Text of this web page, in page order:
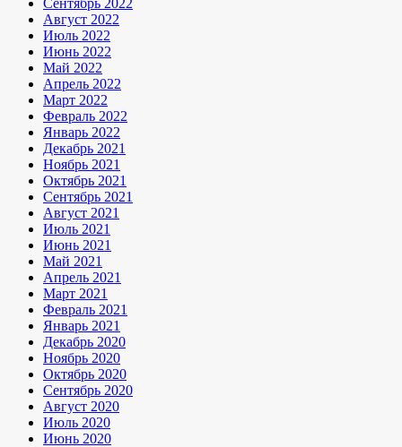
Сентябрь 2022
Август 2022
Июль 2022
Июнь 2022
Май 2022
Апрель 2022
Март 2022
Февраль 2022
Январь 2022
Декабрь 2021
Ноябрь 2021
Октябрь 2021
Сентябрь 2021
Август 2021
Июль 2021
Июнь 2021
Май 2021
Апрель 2021
Март 2021
Февраль 2021
Январь 2021
Декабрь 2020
Ноябрь 2020
Октябрь 2020
Сентябрь 2020
Август 2020
Июль 2020
Июнь 2020